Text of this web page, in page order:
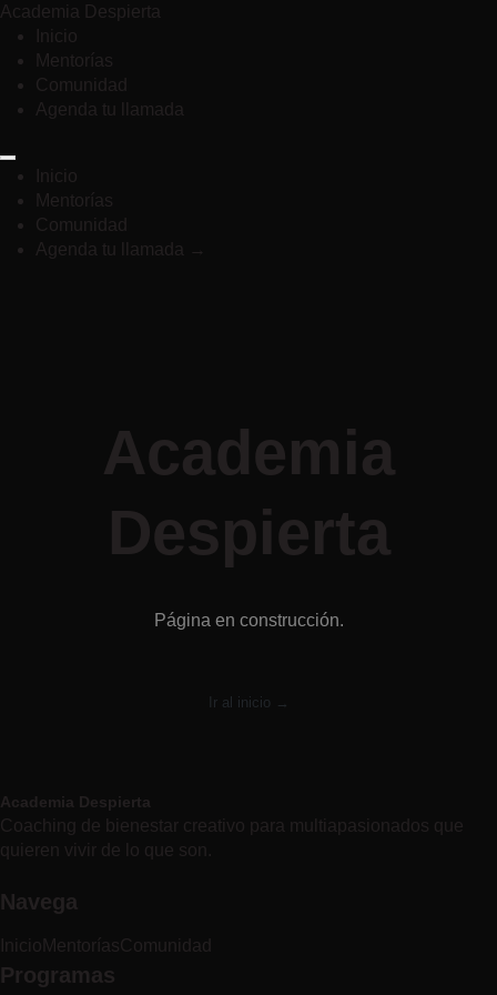
Academia Despierta
Inicio
Mentorías
Comunidad
Agenda tu llamada
Inicio
Mentorías
Comunidad
Agenda tu llamada →
Academia
Despierta
Página en construcción.
Ir al inicio →
Academia Despierta
Coaching de bienestar creativo para multiapasionados que
quieren vivir de lo que son.
Navega
Inicio MentoríasComunidad
Programas